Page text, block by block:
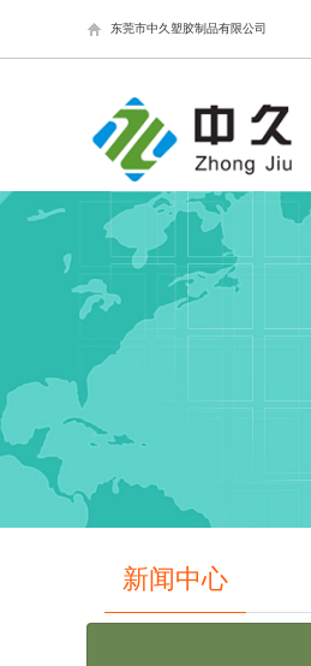
东莞市中久塑胶制品有限公司
新闻中心